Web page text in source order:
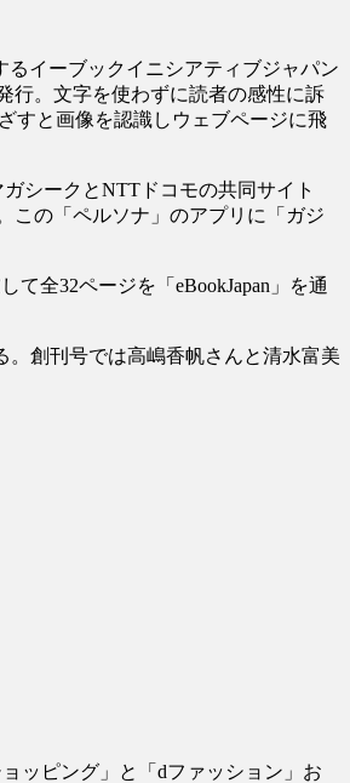
るイーブックイニシアティブジャパン
行。文字を使わずに読者の感性に訴
すと画像を認識しウェブページに飛
シークとNTTドコモの共同サイト
この「ペルソナ」のアプリに「ガジ
全32ページを「eBookJapan」を通
創刊号では高嶋香帆さんと清水富美
ッピング」と「dファッション」お